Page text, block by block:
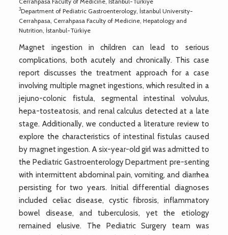
3Department of Pediatric Gastroenterology, İstanbul University-
Cerrahpasa, Cerrahpasa Faculty of Medicine, Hepatology and
Nutrition, İstanbul-Türkiye
Magnet ingestion in children can lead to serious
complications, both acutely and chronically. This case
report discusses the treatment approach for a case
involving multiple magnet ingestions, which resulted in a
jejuno-colonic fistula, segmental intestinal volvulus,
hepa-tosteatosis, and renal calculus detected at a late
stage. Additionally, we conducted a literature review to
explore the characteristics of intestinal fistulas caused
by magnet ingestion. A six-year-old girl was admitted to
the Pediatric Gastroenterology Department pre-senting
with intermittent abdominal pain, vomiting, and diarrhea
persisting for two years. Initial differential diagnoses
included celiac disease, cystic fibrosis, inflammatory
bowel disease, and tuberculosis, yet the etiology
remained elusive. The Pediatric Surgery team was